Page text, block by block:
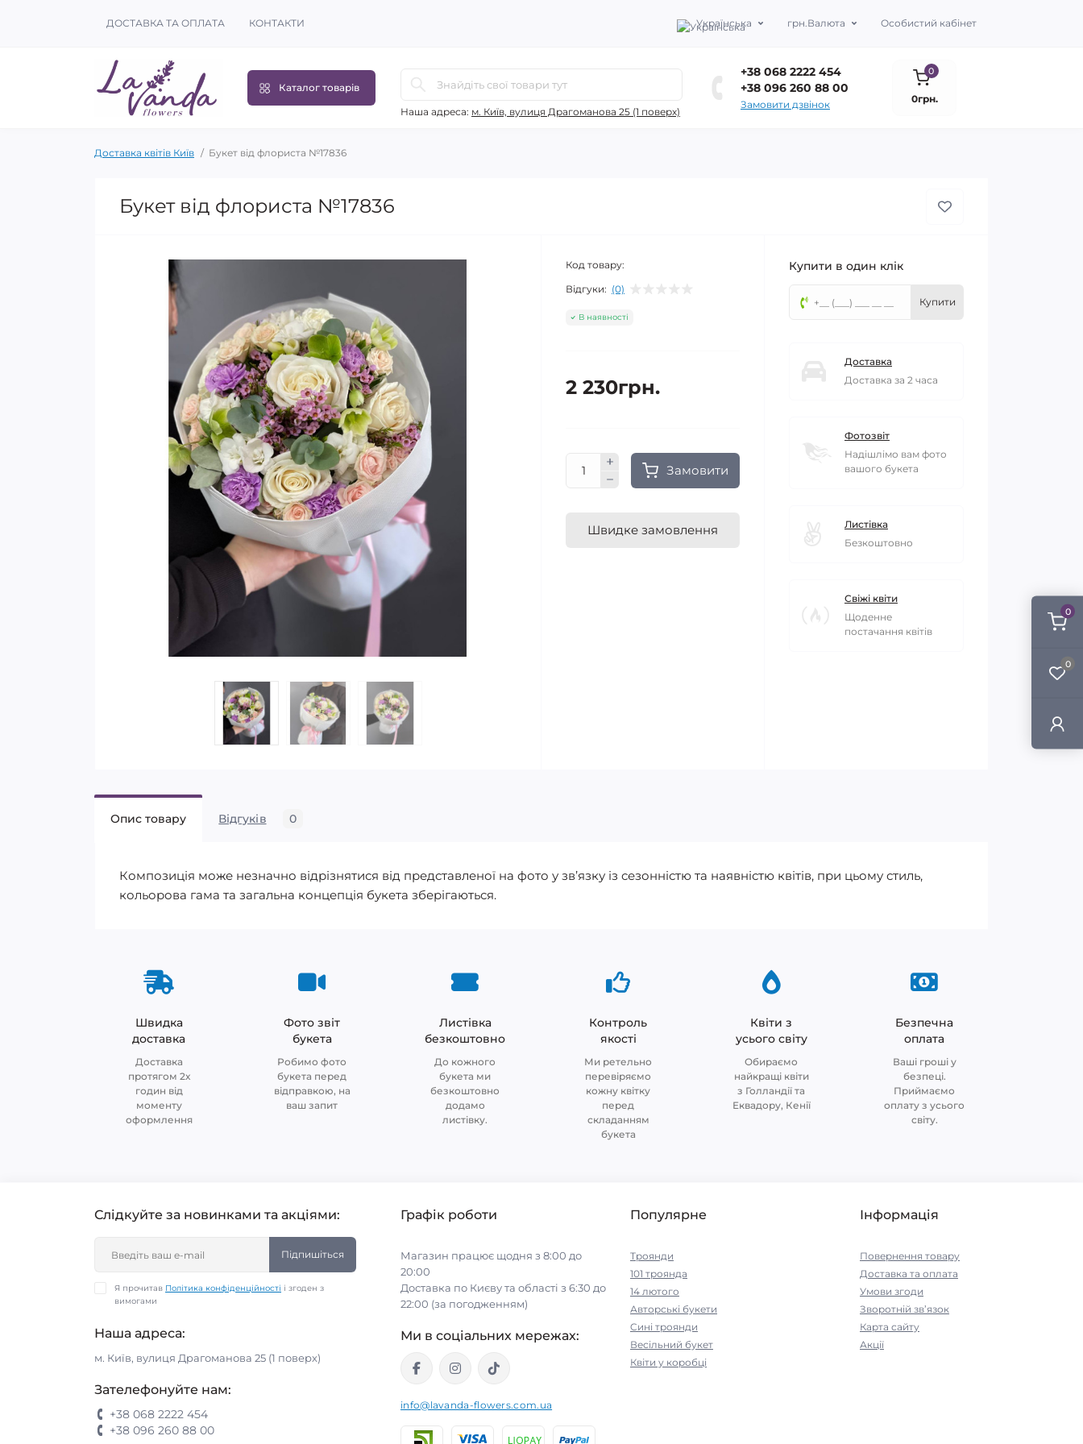
0
0
ДОСТАВКА ТА ОПЛАТА КОНТАКТИ Українська грн.Валюта Особистий кабінет
Каталог товарів
Наша адреса: м. Київ, вулиця Драгоманова 25 (1 поверх)
+38 068 2222 454
+38 096 260 88 00
Замовити дзвінок
0
0грн.
Доставка квітів Київ Букет від флориста №17836
Букет від флориста №17836
Код товару:
Відгуки: (0)
В наявності
2 230грн.
Замовити
Швидке замовлення
Купити в один клік
Купити
Доставка
Доставка за 2 часа
Фотозвіт
Надішлімо вам фото
вашого букета
Листівка
Безкоштовно
Свіжі квіти
Щоденне
постачання квітів
Опис товару Відгуків 0
Композиція може незначно відрізнятися від представленої на фото у зв’язку із сезонністю та наявністю квітів, при цьому стиль,
кольорова гама та загальна концепція букета зберігаються.
Швидка
доставка
Доставка
протягом 2х
годин від
моменту
оформлення
Фото звіт
букета
Робимо фото
букета перед
відправкою, на
ваш запит
Листівка
безкоштовно
До кожного
букета ми
безкоштовно
додамо
листівку.
Контроль
якості
Ми ретельно
перевіряємо
кожну квітку
перед
складанням
букета
Квіти з
усього світу
Обираємо
найкращі квіти
з Голландії та
Еквадору, Кенії
Безпечна
оплата
Ваші гроші у
безпеці.
Приймаємо
оплату з усього
світу.
Слідкуйте за новинками та акціями:
Підпишіться
Я прочитав Політика конфіденційності і згоден з
вимогами
Наша адреса:
м. Київ, вулиця Драгоманова 25 (1 поверх)
Зателефонуйте нам:
+38 068 2222 454
+38 096 260 88 00
Графік роботи
Магазин працює щодня з 8:00 до
20:00
Доставка по Києву та області з 6:30 до
22:00 (за погодженням)
Ми в соціальних мережах:
info@lavanda-flowers.com.ua
Популярне
Троянди
101 троянда
14 лютого
Авторські букети
Cині троянди
Весільний букет
Квіти у коробці
Інформація
Повернення товару
Доставка та оплата
Умови згоди
Зворотній зв’язок
Карта сайту
Акції